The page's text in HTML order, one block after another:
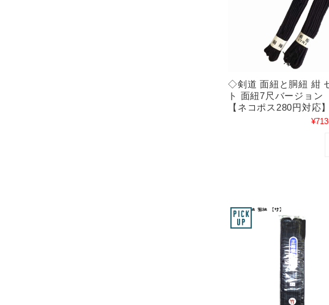
◇剣道 面紐と胴紐 紺
ト 面紐7尺バージョン
【ネコポス280円対応】
¥713